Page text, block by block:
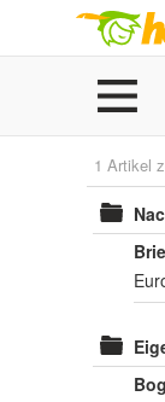
1 Artikel